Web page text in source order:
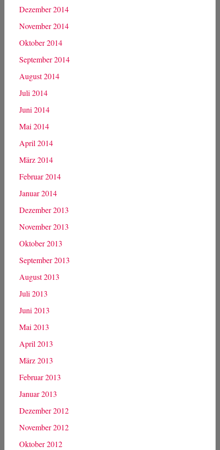
Dezember 2014
November 2014
Oktober 2014
September 2014
August 2014
Juli 2014
Juni 2014
Mai 2014
April 2014
März 2014
Februar 2014
Januar 2014
Dezember 2013
November 2013
Oktober 2013
September 2013
August 2013
Juli 2013
Juni 2013
Mai 2013
April 2013
März 2013
Februar 2013
Januar 2013
Dezember 2012
November 2012
Oktober 2012